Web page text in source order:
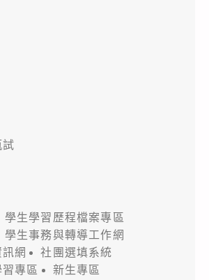
試
學生學習歷程檔案專區
學生事務與轉導工作網
網
社團選填系統
專區
新生專區